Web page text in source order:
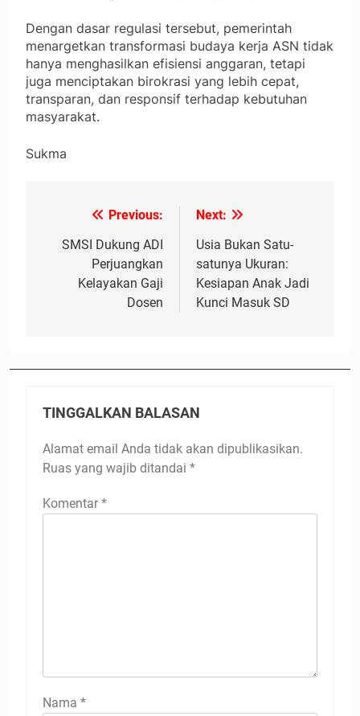
Dengan dasar regulasi tersebut, pemerintah
menargetkan transformasi budaya kerja ASN tidak
hanya menghasilkan efisiensi anggaran, tetapi
juga menciptakan birokrasi yang lebih cepat,
transparan, dan responsif terhadap kebutuhan
masyarakat.
Sukma
Navigasi
pos
Previous:
SMSI Dukung ADI
Perjuangkan
Kelayakan Gaji
Dosen
Next:
Usia Bukan Satu-
satunya Ukuran:
Kesiapan Anak Jadi
Kunci Masuk SD
TINGGALKAN BALASAN
Alamat email Anda tidak akan dipublikasikan.
Ruas yang wajib ditandai *
Komentar *
Nama *